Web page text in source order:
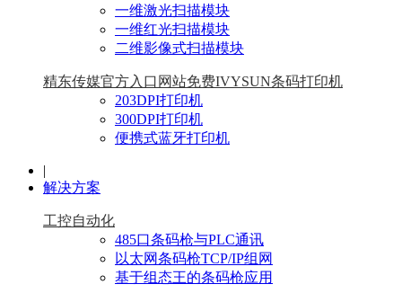
一维激光扫描模块
一维红光扫描模块
二维影像式扫描模块
精东传媒官方入口网站免费IVYSUN条码打印机
203DPI打印机
300DPI打印机
便携式蓝牙打印机
|
解决方案
工控自动化
485口条码枪与PLC通讯
以太网条码枪TCP/IP组网
基于组态王的条码枪应用